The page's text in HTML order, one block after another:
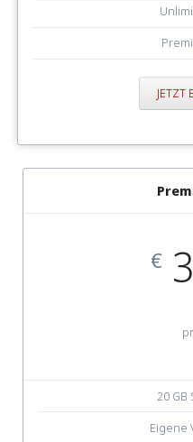
JETZT
€
20 GB
Eigene